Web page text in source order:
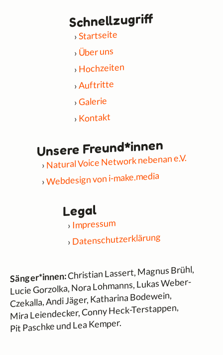
Schnell­zugriff
Startseite
Über uns
Hochzeiten
Auftritte
Galerie
Kontakt
Unsere Freund*innen
Natural Voice Network nebenan e.V.
Webdesign von i-make.media
Legal
Impressum
Datenschutzerklärung
Sänger*innen:Christian Lassert, Magnus Brühl,
Lucie Gorzolka, Nora Lohmanns, Lukas Weber-
Czekalla, Andi Jäger, Katharina Bodewein,
Mira Leiendecker, Conny Heck-Terstappen,
Pit Paschke und Lea Kemper.